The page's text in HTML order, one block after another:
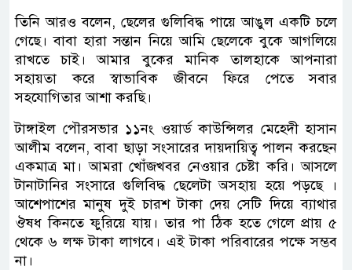
তিনি আরও বলেন, ছেলের গুলিবিদ্ধ পায়ে আঙুল একটি চলে
গেছে। বাবা হারা সন্তান নিয়ে আমি ছেলেকে বুকে আগলিয়ে
রাখতে চাই। আমার বুকের মানিক তালহাকে আপনারা
সহায়তা করে স্বাভাবিক জীবনে ফিরে পেতে সবার
সহযোগিতার আশা করছি।
টাঙ্গাইল পৌরসভার ১১নং ওয়ার্ড কাউন্সিলর মেহেদী হাসান
আলীম বলেন, বাবা ছাড়া সংসারের দায়দায়িত্ব পালন করছেন
একমাত্র মা। আমরা খোঁজখবর নেওয়ার চেষ্টা করি। আসলে
টানাটানির সংসারে গুলিবিদ্ধ ছেলেটা অসহায় হয়ে পড়ছে ।
আশেপাশের মানুষ দুই চারশ টাকা দেয় সেটি দিয়ে ব্যাথার
ঔষধ কিনতে ফুরিয়ে যায়। তার পা ঠিক হতে গেলে প্রায় ৫
থেকে ৬ লক্ষ টাকা লাগবে। এই টাকা পরিবারের পক্ষে সম্ভব
না।